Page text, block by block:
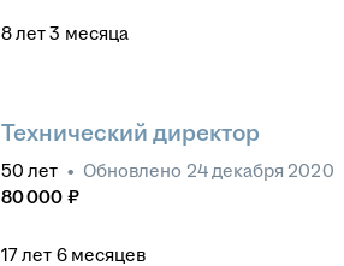
8лет 3 месяца
Технический директор
50 лет • Обновлено 24 декабря 2020
80 000 ₽
17лет 6 месяцев